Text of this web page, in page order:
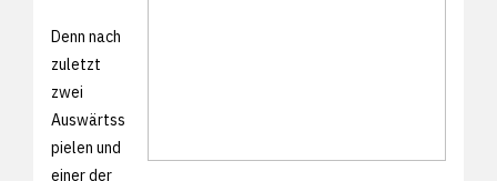
Denn nach
zuletzt
zwei
Auswärtss
pielen und
einer der